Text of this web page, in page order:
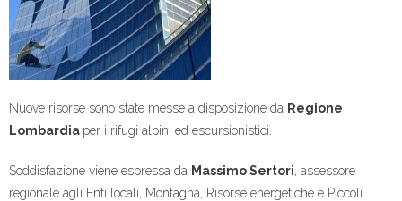
Nuove risorse sono state messe a disposizione da Regione
Lombardia per i rifugi alpini ed escursionistici.
Soddisfazione viene espressa da Massimo Sertori , assessore
regionale agli Enti locali, Montagna, Risorse energetiche e Piccoli